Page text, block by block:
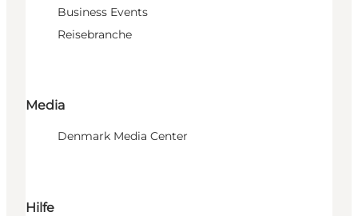
Business Events
Reisebranche
Media
Denmark Media Center
Hilfe